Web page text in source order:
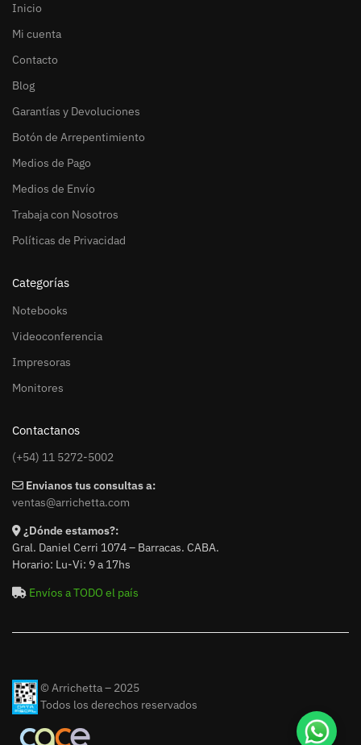
Inicio
Mi cuenta
Contacto
Blog
Garantías y Devoluciones
Botón de Arrepentimiento
Medios de Pago
Medios de Envío
Trabaja con Nosotros
Políticas de Privacidad
Categorías
Notebooks
Videoconferencia
Impresoras
Monitores
Contactanos
(+54) 11 5272-5002
Envianos tus consultas a:
ventas@arrichetta.com
¿Dónde estamos?:
Gral. Daniel Cerri 1074 – Barracas. CABA.
Horario: Lu-Vi: 9 a 17hs
Envíos a TODO el país
© Arrichetta – 2025
Todos los derechos reservados